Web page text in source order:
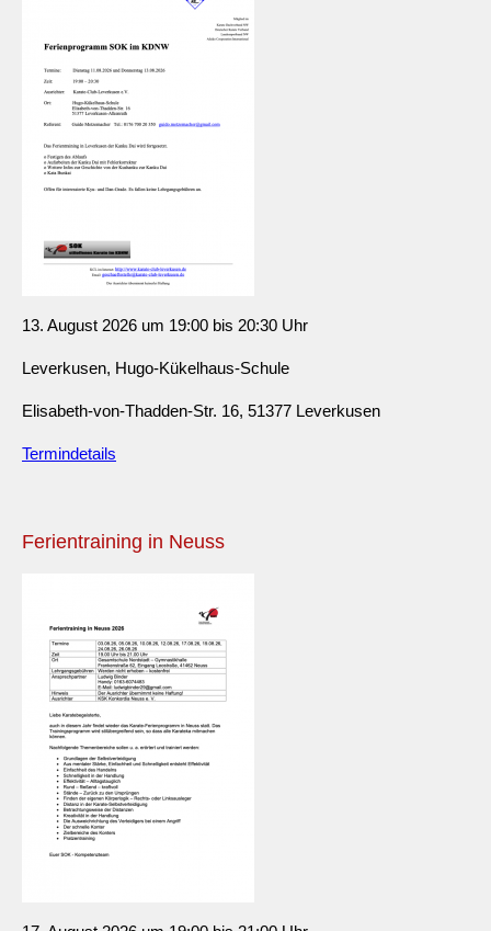
13. August 2026 um 19:00 bis 20:30 Uhr
Leverkusen, Hugo-Kükelhaus-Schule
Elisabeth-von-Thadden-Str. 16, 51377 Leverkusen
Termindetails
Ferientraining in Neuss